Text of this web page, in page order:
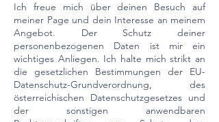
Ich freue mich über deinen Besuch auf
meiner Page und dein Interesse an meinem
Angebot. Der Schutz deiner
personenbezogenen Daten ist mir ein
wichtiges Anliegen. Ich halte mich strikt an
die gesetzlichen Bestimmungen der EU-
Datenschutz-Grundverordnung, des
österreichischen Datenschutzgesetzes und
der sonstigen anwendbaren